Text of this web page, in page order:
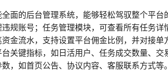
面的后台管理系统，能够轻松驾驭整个平
规账号；任务管理模块，可查看所有任务
金流水，支持设置平台佣金比例，并对接
关键指标，如日活用户、任务成交数量、
，如首页公告、协议内容、客服联系方式等。